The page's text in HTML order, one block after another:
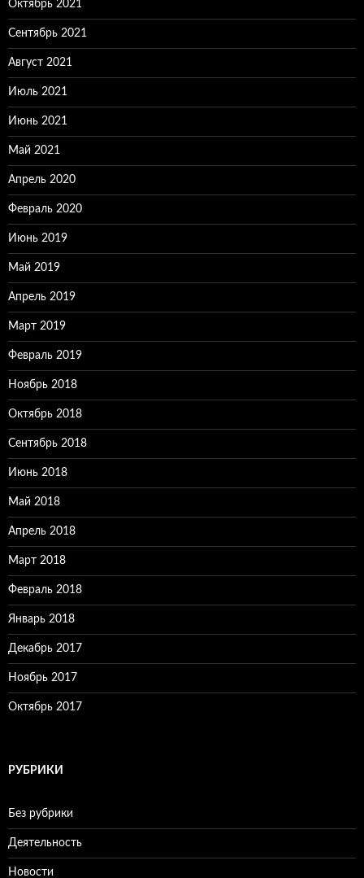
Октябрь 2021
Сентябрь 2021
Август 2021
Июль 2021
Июнь 2021
Май 2021
Апрель 2020
Февраль 2020
Июнь 2019
Май 2019
Апрель 2019
Март 2019
Февраль 2019
Ноябрь 2018
Октябрь 2018
Сентябрь 2018
Июнь 2018
Май 2018
Апрель 2018
Март 2018
Февраль 2018
Январь 2018
Декабрь 2017
Ноябрь 2017
Октябрь 2017
РУБРИКИ
Без рубрики
Деятельность
Новости